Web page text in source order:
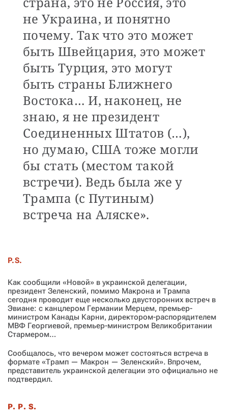
не Украина, и понятно
почему. Так что это может
быть Швейцария, это может
быть Турция, это могут
быть страны Ближнего
Востока… И, наконец, не
знаю, я не президент
Соединенных Штатов (…),
но думаю, США тоже могли
бы стать (местом такой
встречи). Ведь была же у
Трампа (с Путиным)
встреча на Аляске».
P.S.
Как сообщили «Новой» в украинской делегации,
президент Зеленский, помимо Макрона и Трампа
сегодня проводит еще несколько двусторонних встреч в
Эвиане: с канцлером Германии Мерцем, премьер-
министром Канады Карни, директором-распорядителем
МВФ Георгиевой, премьер-министром Великобритании
Стармером…
Сообщалось, что вечером может состояться встреча в
формате «Трамп — Макрон — Зеленский». Впрочем,
представитель украинской делегации это официально не
подтвердил.
P. P. S.